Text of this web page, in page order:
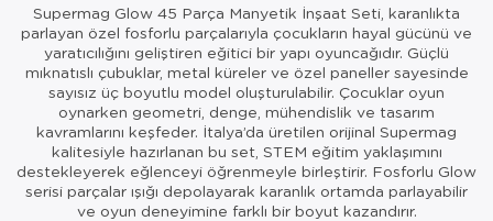
Supermag Glow 45 Parça Manyetik İnşaat Seti, karanlıkta
parlayan özel fosforlu parçalarıyla çocukların hayal gücünü ve
yaratıcılığını geliştiren eğitici bir yapı oyuncağıdır. Güçlü
mıknatıslı çubuklar, metal küreler ve özel paneller sayesinde
sayısız üç boyutlu model oluşturulabilir. Çocuklar oyun
oynarken geometri, denge, mühendislik ve tasarım
kavramlarını keşfeder. İtalya’da üretilen orijinal Supermag
kalitesiyle hazırlanan bu set, STEM eğitim yaklaşımını
destekleyerek eğlenceyi öğrenmeyle birleştirir. Fosforlu Glow
serisi parçalar ışığı depolayarak karanlık ortamda parlayabilir
ve oyun deneyimine farklı bir boyut kazandırır.